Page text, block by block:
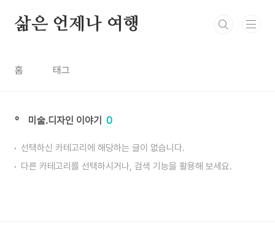
삶은 언제나 여행
홈 태그
º 미술.디자인 이야기 0
선택하신 카테고리에 해당하는 글이 없습니다.
다른 카테고리를 선택하시거나, 검색 기능을 활용해 보세요.